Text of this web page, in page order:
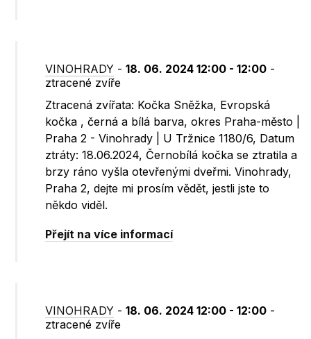
VINOHRADY -18. 06. 2024 12:00 - 12:00 -
ztracené zvíře
Ztracená zvířata: Kočka Sněžka, Evropská
kočka , černá a bílá barva, okres Praha-město |
Praha 2 - Vinohrady | U Tržnice 1180/6, Datum
ztráty: 18.06.2024, Černobílá kočka se ztratila a
brzy ráno vyšla otevřenými dveřmi. Vinohrady,
Praha 2, dejte mi prosím vědět, jestli jste to
někdo viděl.
Přejít na více informací
VINOHRADY -18. 06. 2024 12:00 - 12:00 -
ztracené zvíře